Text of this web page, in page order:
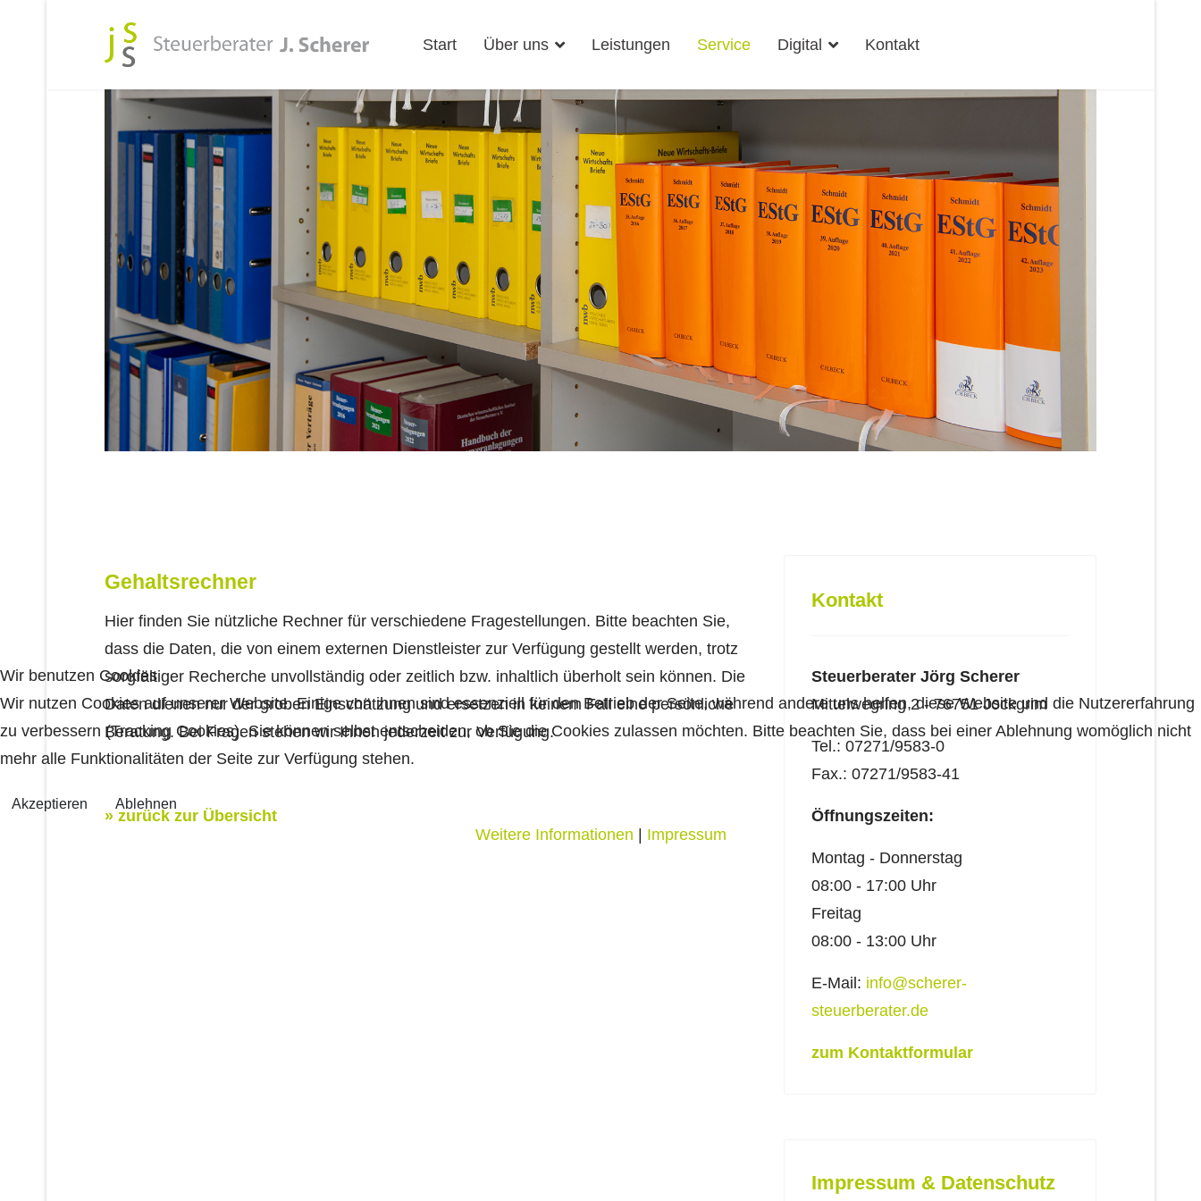
Start Über uns Leistungen Service Digital Kontakt
Gehaltsrechner
Hier finden Sie nützliche Rechner für verschiedene Fragestellungen. Bitte beachten Sie,
dass die Daten, die von einem externen Dienstleister zur Verfügung gestellt werden, trotz
sorgfältiger Recherche unvollständig oder zeitlich bzw. inhaltlich überholt sein können. Die
Daten dienen nur der groben Einschätzung und ersetzen in keinem Fall eine persönliche
Beratung. Bei Fragen stehen wir Ihnen jederzeit zur Verfügung.
» zurück zur Übersicht
Kontakt
Steuerberater Jörg Scherer
Mittelwegring 2 - 76751 Jockgrim
Tel.: 07271/9583-0
Fax.: 07271/9583-41
Öffnungszeiten:
Montag - Donnerstag
08:00 - 17:00 Uhr
Freitag
08:00 - 13:00 Uhr
E-Mail: info@scherer-
steuerberater.de
zum Kontaktformular
Impressum & Datenschutz
Wir benutzen Cookies
Wir nutzen Cookies auf unserer Website. Einige von ihnen sind essenziell für den Betrieb der Seite, während andere uns helfen, diese Website und die Nutzererfahrung
zu verbessern (Tracking Cookies). Sie können selbst entscheiden, ob Sie die Cookies zulassen möchten. Bitte beachten Sie, dass bei einer Ablehnung womöglich nicht
mehr alle Funktionalitäten der Seite zur Verfügung stehen.
Akzeptieren Ablehnen
Weitere Informationen | Impressum